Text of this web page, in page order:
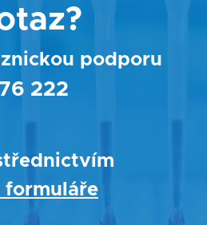
podporu
222
formuláře